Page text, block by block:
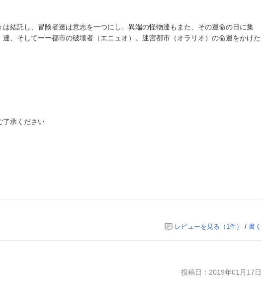
結託し、冒険者達は意志を一つにし、異端の怪物達もまた、その運命の日に集
、そしてーー都市の破壊者（エニュオ）。迷宮都市（オラリオ）の命運をかけた
了承ください
レビューを見る（ 1件） / 書く
投稿日：2019年01月17日